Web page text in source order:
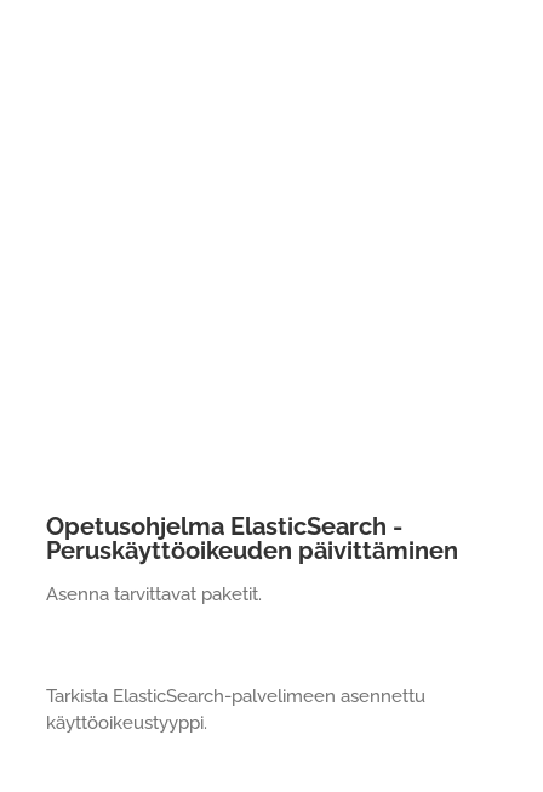
Opetusohjelma ElasticSearch -
Peruskäyttöoikeuden päivittäminen
Asenna tarvittavat paketit.
Tarkista ElasticSearch-palvelimeen asennettu
käyttöoikeustyyppi.